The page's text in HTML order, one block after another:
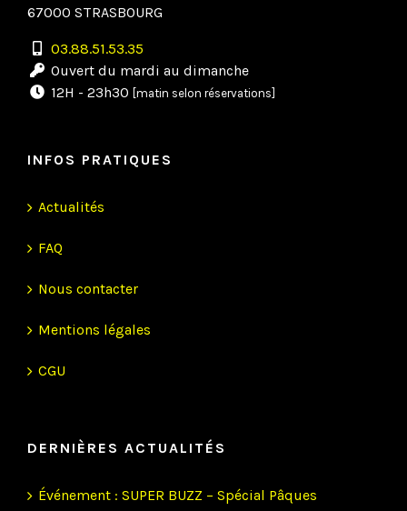
67000 STRASBOURG
03.88.51.53.35
Ouvert du mardi au dimanche
12H - 23h30 [matin selon réservations]
INFOS PRATIQUES
Actualités
FAQ
Nous contacter
Mentions légales
CGU
DERNIÈRES ACTUALITÉS
Événement : SUPER BUZZ – Spécial Pâques